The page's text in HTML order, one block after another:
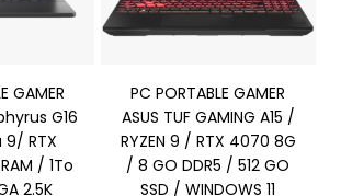
GAMER
G16
RTX
/ 1To
2.5K
PC PORTABLE GAMER
ASUS TUF GAMING A15 /
RYZEN 9 / RTX 4070 8G
/ 8 GO DDR5 / 512 GO
SSD / WINDOWS 11